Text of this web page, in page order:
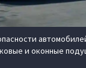
и оконные